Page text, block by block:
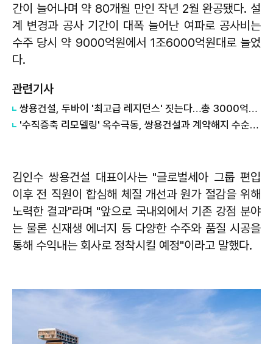
간이 늘어나며 약 80개월 만인 작년 2월 완공됐다. 설
계 변경과 공사 기간이 대폭 늘어난 여파로 공사비는
수주 당시 약 9000억원에서 1조6000억원대로 늘었
다.
관련기사
쌍용건설, 두바이 '최고급 레지던스' 짓는다…총 3000억원 규모
'수직증축 리모델링' 옥수극동, 쌍용건설과 계약해지 수순… 리모델링 사업장 '파열음'
김인수 쌍용건설 대표이사는 "글로벌세아 그룹 편입
이후 전 직원이 합심해 체질 개선과 원가 절감을 위해
노력한 결과"라며 "앞으로 국내외에서 기존 강점 분야
는 물론 신재생 에너지 등 다양한 수주와 품질 시공을
통해 수익내는 회사로 정착시킬 예정"이라고 말했다.